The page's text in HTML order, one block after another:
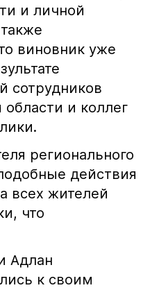
и личной
виновник уже
сотрудников
и коллег
регионального
действия
всех жителей
что
Адлан
к своим